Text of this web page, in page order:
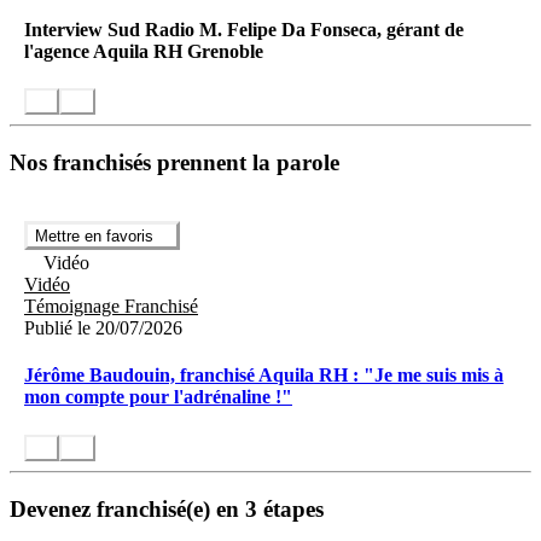
Interview Sud Radio M. Felipe Da Fonseca, gérant de
l'agence Aquila RH Grenoble
Nos franchisés prennent la parole
Mettre en favoris
Vidéo
Vidéo
Témoignage Franchisé
Publié le 20/07/2026
Jérôme Baudouin, franchisé Aquila RH : "Je me suis mis à
mon compte pour l'adrénaline !"
Devenez franchisé(e) en 3 étapes